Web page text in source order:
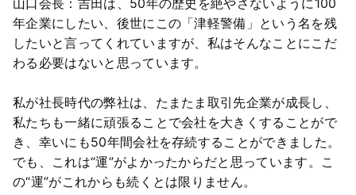
年企業にしたい、後世にこの「津軽警備」という名を残
したいと言ってくれていますが、私はそんなことにこだ
わる必要はないと思っています。
私が社長時代の弊社は、たまたま取引先企業が成長し、
私たちも一緒に頑張ることで会社を大きくすることがで
き、幸いにも50年間会社を存続することができました。
でも、これは“運”がよかったからだと思っています。こ
の“運”がこれからも続くとは限りません。